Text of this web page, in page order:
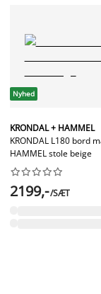
Nyhed
KRONDAL + HAMMEL
KRONDAL L180 bord
HAMMEL stole beige






2199,-/SÆT